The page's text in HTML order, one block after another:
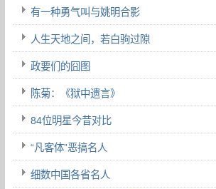
有一种勇气叫与姚明合影
人生天地之间，若白驹过隙
政要们的囧图
陈菊：《狱中遗言》
84位明星今昔对比
“凡客体”恶搞名人
细数中国各省名人